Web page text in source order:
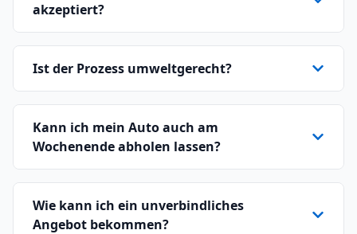
akzeptiert?
Ist der Prozess umweltgerecht?
Kann ich mein Auto auch am
Wochenende abholen lassen?
Wie kann ich ein unverbindliches
Angebot bekommen?